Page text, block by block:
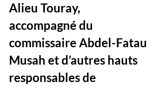
Alieu Touray,
accompagné du
commissaire Abdel-Fatau
Musah et d’autres hauts
responsables de